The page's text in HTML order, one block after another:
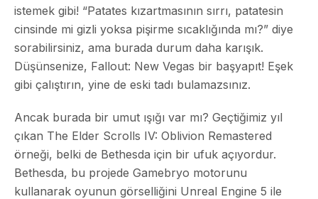
istemek gibi! “Patates kızartmasının sırrı, patatesin
cinsinde mi gizli yoksa pişirme sıcaklığında mı?” diye
sorabilirsiniz, ama burada durum daha karışık.
Düşünsenize, Fallout: New Vegas bir başyapıt! Eşek
gibi çalıştırın, yine de eski tadı bulamazsınız.
Ancak burada bir umut ışığı var mı? Geçtiğimiz yıl
çıkan The Elder Scrolls IV: Oblivion Remastered
örneği, belki de Bethesda için bir ufuk açıyordur.
Bethesda, bu projede Gamebryo motorunu
kullanarak oyunun görselliğini Unreal Engine 5 ile